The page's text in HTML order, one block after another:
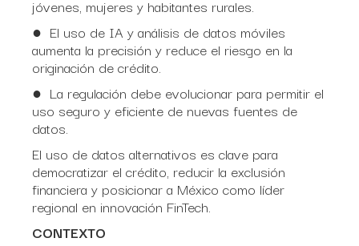
jóvenes, mujeres y habitantes rurales.
● El uso de IA y análisis de datos móviles
aumenta la precisión y reduce el riesgo en la
originación de crédito.
● La regulación debe evolucionar para permitir el
uso seguro y eficiente de nuevas fuentes de
datos.
El uso de datos alternativos es clave para
democratizar el crédito, reducir la exclusión
financiera y posicionar a México como líder
regional en innovación FinTech.
CONTEXTO